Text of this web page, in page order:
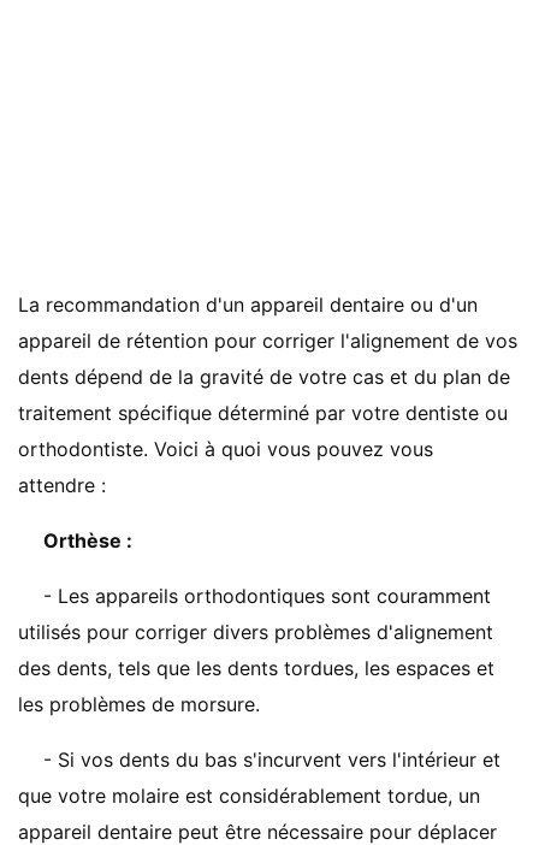
La recommandation d'un appareil dentaire ou d'un
appareil de rétention pour corriger l'alignement de vos
dents dépend de la gravité de votre cas et du plan de
traitement spécifique déterminé par votre dentiste ou
orthodontiste. Voici à quoi vous pouvez vous
attendre :
Orthèse :
- Les appareils orthodontiques sont couramment
utilisés pour corriger divers problèmes d'alignement
des dents, tels que les dents tordues, les espaces et
les problèmes de morsure.
- Si vos dents du bas s'incurvent vers l'intérieur et
que votre molaire est considérablement tordue, un
appareil dentaire peut être nécessaire pour déplacer